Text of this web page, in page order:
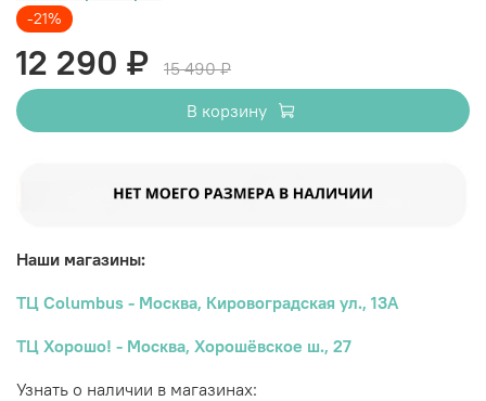
-21%
12 290 ₽
15 490 ₽
В корзину
Наши магазины:
ТЦ Columbus - Москва, Кировоградская ул., 13А
ТЦ Хорошо! - Москва, Хорошёвское ш., 27
Узнать о наличии в магазинах: